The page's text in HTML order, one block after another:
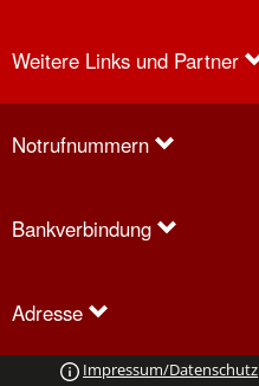
Weitere Links und Partner
Notrufnummern
Bankverbindung
Adresse
Impressum/Datenschutz